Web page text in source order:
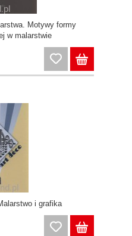
Motywy formy
w malarstwie
i grafika